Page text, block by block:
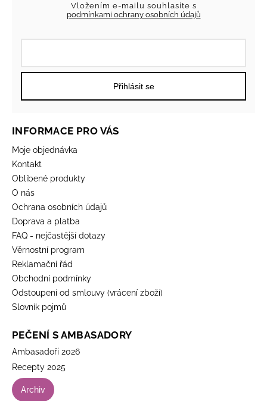
Vložením e-mailu souhlasíte s
podmínkami ochrany osobních údajů
Přihlásit se
INFORMACE PRO VÁS
Moje objednávka
Kontakt
Oblíbené produkty
O nás
Ochrana osobních údajů
Doprava a platba
FAQ - nejčastější dotazy
Věrnostní program
Reklamační řád
Obchodní podmínky
Odstoupení od smlouvy (vrácení zboží)
Slovník pojmů
PEČENÍ S AMBASADORY
Ambasadoři 2026
Recepty 2025
Archiv